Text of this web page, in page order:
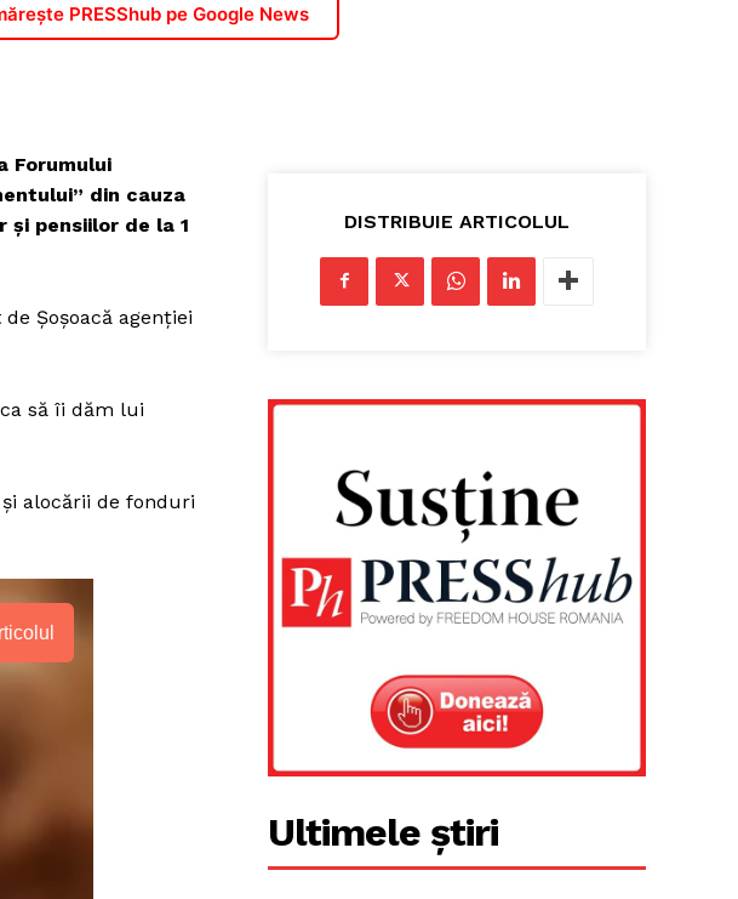
PRESShub pe Google News
Forumului
din cauza
pensiilor de la 1
Şoşoacă agenţiei
să îi dăm lui
alocării de fonduri
DISTRIBUIE ARTICOLUL
Ultimele știri